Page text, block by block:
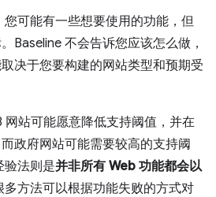
可能有一些想要使用的功能，但
Baseline 不会告诉您应该怎么做，
决于您要构建的网站类型和预期受
网站可能愿意降低支持阈值，并在
政府网站可能需要较高的支持阈
验法则是并非所有 Web 功能都会以
多方法可以根据功能失败的方式对